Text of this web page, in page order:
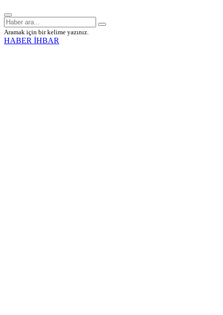
Aramak için bir kelime yazınız.
HABER İHBAR